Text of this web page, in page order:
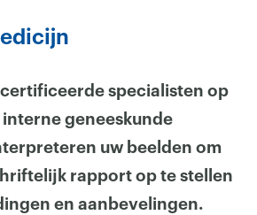
specialisten op
geneeskunde
uw beelden om
rapport op te stellen
en aanbevelingen.